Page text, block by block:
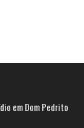
em Dom Pedrito